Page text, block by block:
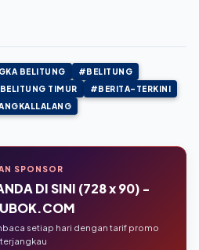
BELITUNG
#BELITUNG
TIMUR
#BERITA-TERKINI
SPONSOR
DI SINI (728 x 90) -
setiap hari dengan tarif promo
terjangkau